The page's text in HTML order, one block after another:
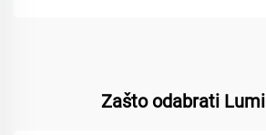
Zašto odabrati